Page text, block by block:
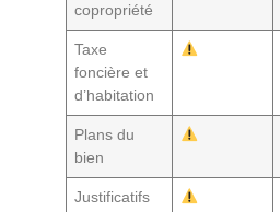
copropriété
Taxe
foncière et
d’habitation
Plans du
bien
Justificatifs